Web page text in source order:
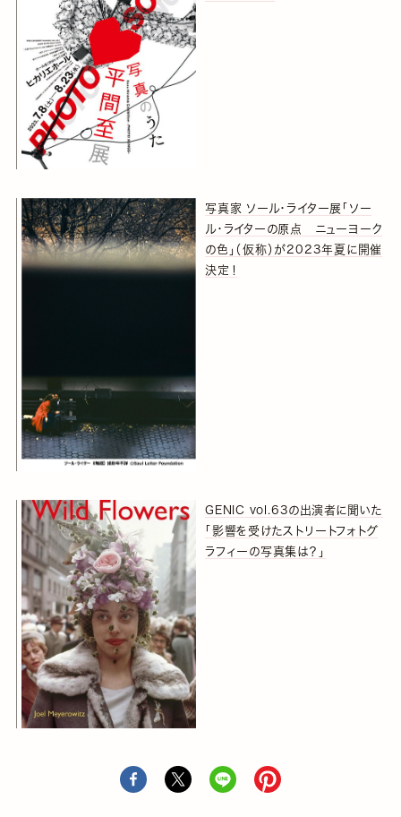
写真家 ソール・ライター展「ソー
ル・ライターの原点 ニューヨーク
の色」（仮称）が2023年夏に開催
決定！
GENIC vol.63の出演者に聞いた
「影響を受けたストリートフォトグ
ラフィーの写真集は？」